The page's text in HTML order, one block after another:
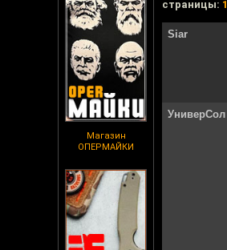
Магазин
ОПЕРМАЙКИ
cтраницы: 1
Siar
УниверСол